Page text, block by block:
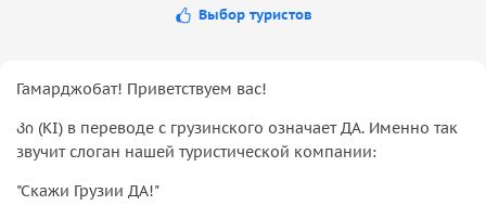
Выбор туристов
Гамарджобат! Приветствуем вас!
Კი (KI) в переводе с грузинского означает ДА. Именно так
звучит слоган нашей туристической компании:
"Скажи Грузии ДА!"